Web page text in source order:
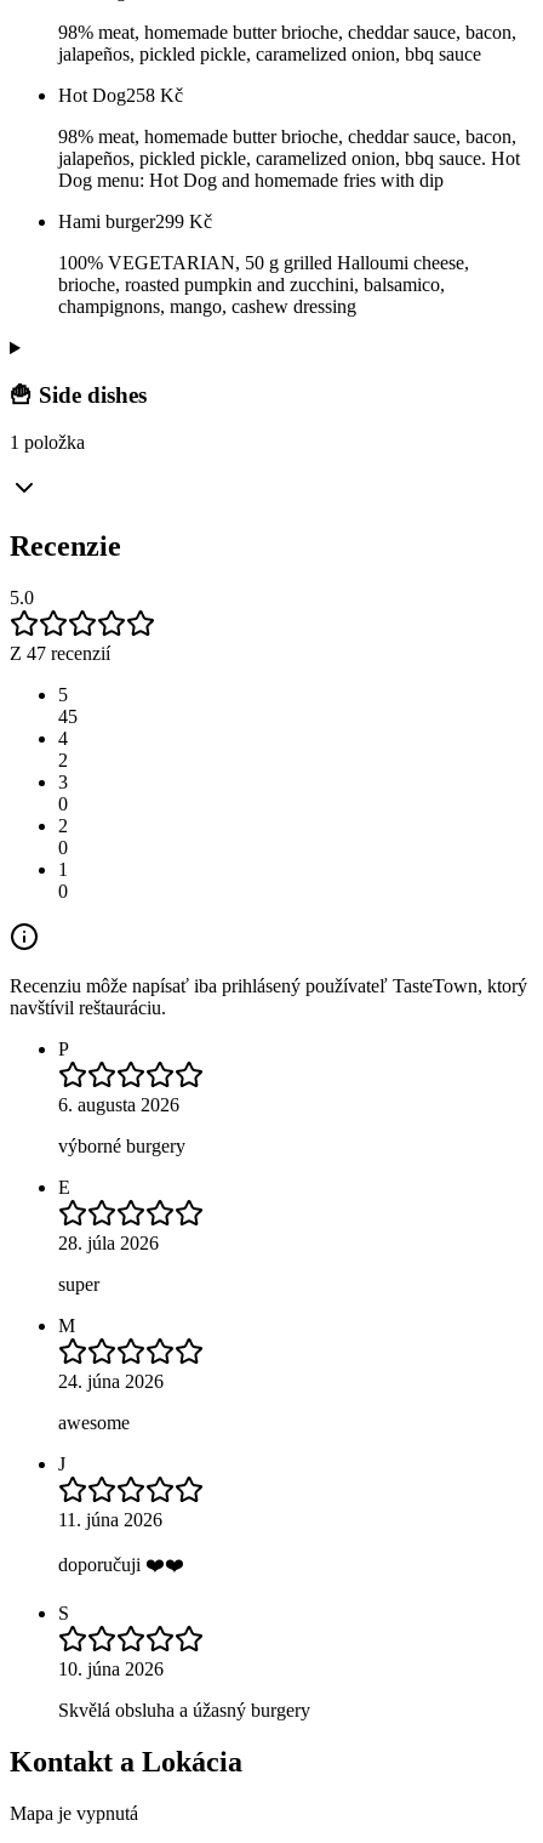
98% meat, homemade butter brioche, cheddar sauce, bacon,
jalapeños, pickled pickle, caramelized onion, bbq sauce
Hot Dog258 Kč
98% meat, homemade butter brioche, cheddar sauce, bacon,
jalapeños, pickled pickle, caramelized onion, bbq sauce. Hot
Dog menu: Hot Dog and homemade fries with dip
Hami burger299 Kč
100% VEGETARIAN, 50 g grilled Halloumi cheese,
brioche, roasted pumpkin and zucchini, balsamico,
champignons, mango, cashew dressing
🍟 Side dishes
1 položka
Recenzie
5.0
Z 47 recenzií
5
45
4
2
3
0
2
0
1
0
Recenziu môže napísať iba prihlásený používateľ TasteTown, ktorý
navštívil reštauráciu.
P
6. augusta 2026
výborné burgery
E
28. júla 2026
super
M
24. júna 2026
awesome
J
11. júna 2026
doporučuji ❤️❤️
S
10. júna 2026
Skvělá obsluha a úžasný burgery
Kontakt a Lokácia
Mapa je vypnutá